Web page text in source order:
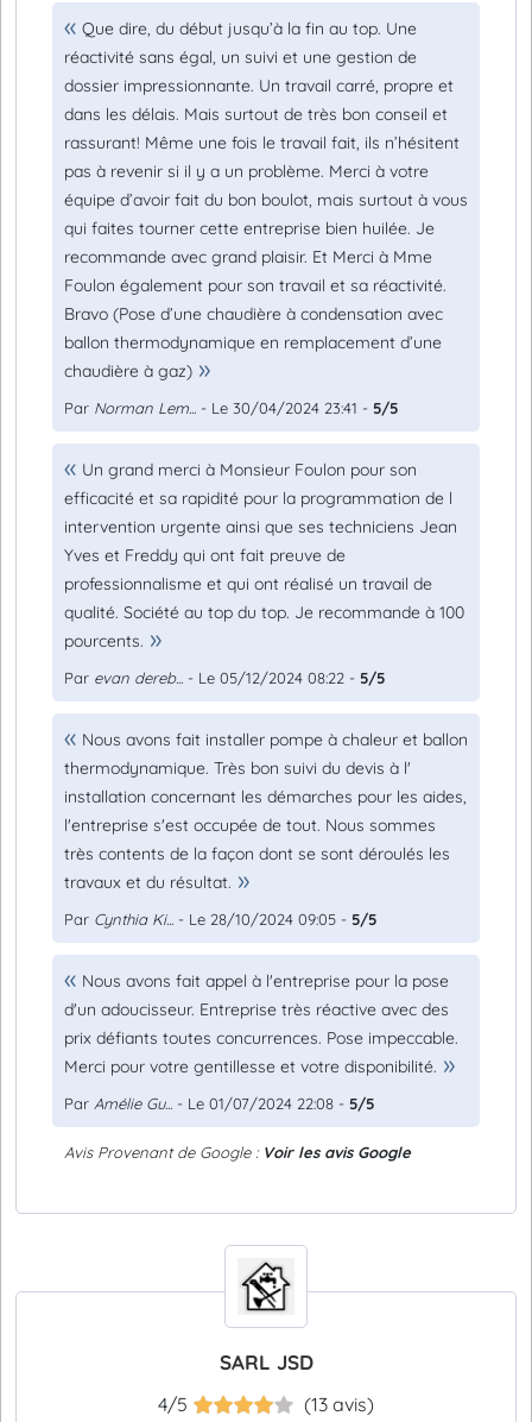
Que dire, du début jusqu’à la fin au top. Une
réactivité sans égal, un suivi et une gestion de
dossier impressionnante. Un travail carré, propre et
dans les délais. Mais surtout de très bon conseil et
rassurant! Même une fois le travail fait, ils n’hésitent
pas à revenir si il y a un problème. Merci à votre
équipe d’avoir fait du bon boulot, mais surtout à vous
qui faites tourner cette entreprise bien huilée. Je
recommande avec grand plaisir. Et Merci à Mme
Foulon également pour son travail et sa réactivité.
Bravo (Pose d’une chaudière à condensation avec
ballon thermodynamique en remplacement d’une
chaudière à gaz)
Par Norman Lem... - Le 30/04/2024 23:41 - 5/5
Un grand merci à Monsieur Foulon pour son
efficacité et sa rapidité pour la programmation de l
intervention urgente ainsi que ses techniciens Jean
Yves et Freddy qui ont fait preuve de
professionnalisme et qui ont réalisé un travail de
qualité. Société au top du top. Je recommande à 100
pourcents.
Par evan dereb... - Le 05/12/2024 08:22 - 5/5
Nous avons fait installer pompe à chaleur et ballon
thermodynamique. Très bon suivi du devis à l'
installation concernant les démarches pour les aides,
l'entreprise s'est occupée de tout. Nous sommes
très contents de la façon dont se sont déroulés les
travaux et du résultat.
Par Cynthia Ki... - Le 28/10/2024 09:05 - 5/5
Nous avons fait appel à l'entreprise pour la pose
d'un adoucisseur. Entreprise très réactive avec des
prix défiants toutes concurrences. Pose impeccable.
Merci pour votre gentillesse et votre disponibilité.
Par Amélie Gu... - Le 01/07/2024 22:08 - 5/5
Avis Provenant de Google : Voir les avis Google
SARL JSD
4/5 (13 avis)